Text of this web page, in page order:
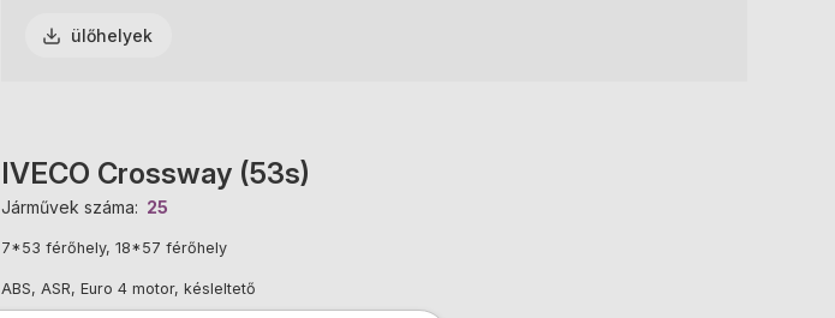
ülőhelyek
IVECO Crossway (53s)
Járművek száma 25
7*53 férőhely, 18*57 férőhely
ABS, ASR, Euro 4 motor, késleltető